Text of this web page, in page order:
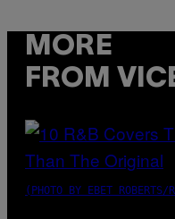
MORE
FROM
(PHOTO BY EBET ROBERTS/